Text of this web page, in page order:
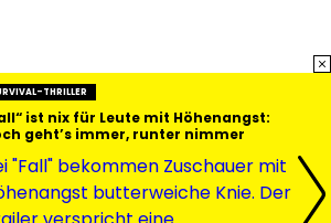
THRILLER
ist nix für Leute mit Höhenangst:
geht’s immer, runter nimmer
"Fall" bekommen Zuschauer mit
butterweiche Knie. Der